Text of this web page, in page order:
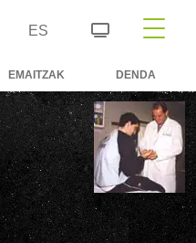
ES
EMAITZAK DENDA